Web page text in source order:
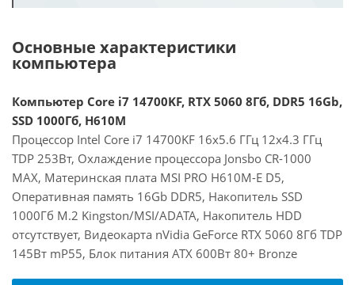
Основные характеристики
компьютера
Компьютер Core i7 14700KF, RTX 5060 8Гб, DDR5 16Gb,
SSD 1000Гб, H610M
Процессор Intel Core i7 14700KF 16x5.6 ГГц 12x4.3 ГГц
TDP 253Вт, Охлаждение процессора Jonsbo CR-1000
MAX, Материнская плата MSI PRO H610M-E D5,
Оперативная память 16Gb DDR5, Накопитель SSD
1000Гб M.2 Kingston/MSI/ADATA, Накопитель HDD
отсутствует, Видеокарта nVidia GeForce RTX 5060 8Гб TDP
145Вт mP55, Блок питания ATX 600Вт 80+ Bronze